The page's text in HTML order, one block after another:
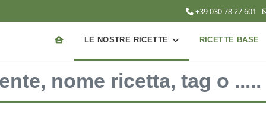
+39 030 78 27 601
LE NOSTRE RICETTE RICETTE BASE